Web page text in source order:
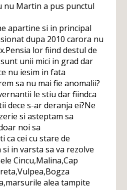
nu Martin a pus punctul
apartine si in principal
dupa 2010 carora nu
lor fiind destul de
unii mici in grad dar
nu iesim in fata
sa nu mai fie anomalii?
le stiu dar fiindca
dece s-ar deranja ei?Ne
si asteptam sa
noi sa
ca cei cu stare de
in varsta sa va rezolve
Cincu,Malina,Cap
alea tampite